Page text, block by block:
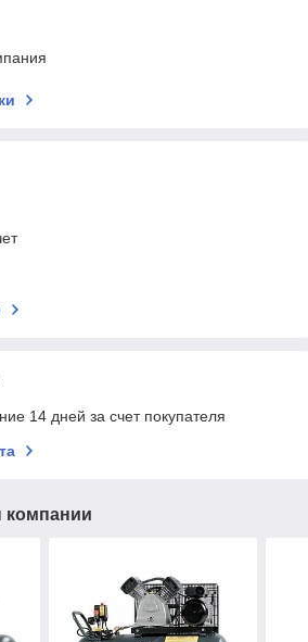
14 дней за счет покупателя